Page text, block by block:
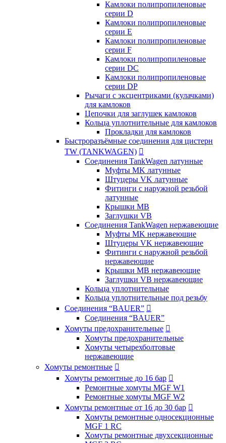
Камлоки полипропиленовые
серии D
Камлоки полипропиленовые
серии Е
Камлоки полипропиленовые
серии F
Камлоки полипропиленовые
серии DC
Камлоки полипропиленовые
серии DP
Рычаги с эксцентриками (кулачками)
для камлоков
Цепочки для заглушек камлоков
Кольца уплотнительные для камлоков
Прокладки для камлоков
Быстроразъёмные соединения для цистерн
TW (TANKWAGEN) 
Соединения TankWagen латунные
Муфты MK латунные
Штуцеры VK латунные
Фитинги с наружной резьбой
латунные
Крышки MB
Заглушки VB
Соединения TankWagen нержавеющие
Муфты MK нержавеющие
Штуцеры VK нержавеющие
Фитинги с наружной резьбой
нержавеющие
Крышки MB нержавеющие
Заглушки VB нержавеющие
Кольца уплотнительные
Кольца уплотнительные под резьбу
Соединения “BAUER” 
Соединения “BAUER”
Хомуты предохранительные 
Хомуты предохранительные
Хомуты четырехболтовые
нержавеющие
Хомуты ремонтные 
Хомуты ремонтные до 16 бар 
Ремонтные хомуты MGF W1
Ремонтные хомуты MGF W2
Хомуты ремонтные от 16 до 30 бар 
Хомуты ремонтные односекционные
MGF 1 RC
Хомуты ремонтные двухсекционные